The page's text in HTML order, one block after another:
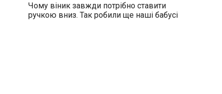
Чому віник завжди потрібно ставити
ручкою вниз. Так робили ще наші бабусі